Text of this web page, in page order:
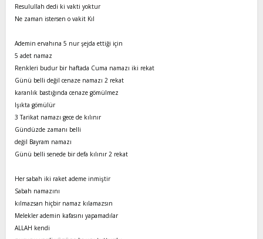
Resulullah dedi ki vakti yoktur
Ne zaman istersen o vakit Kıl
Ademin ervahına 5 nur şejda ettiği için
5 adet namaz
Renkleri budur bir haftada Cuma namazı iki rekat
Günü belli değil cenaze namazı 2 rekat
karanlık bastığında cenaze gömülmez
Işıkta gömülür
3 Tarikat namazı gece de kılınır
Gündüzde zamanı belli
değil Bayram namazı
Günü belli senede bir defa kılınır 2 rekat
Her sabah iki raket ademe inmiştir
Sabah namazını
kılmazsan hiçbir namaz kılamazsın
Melekler ademin kafasını yapamadılar
ALLAH kendi